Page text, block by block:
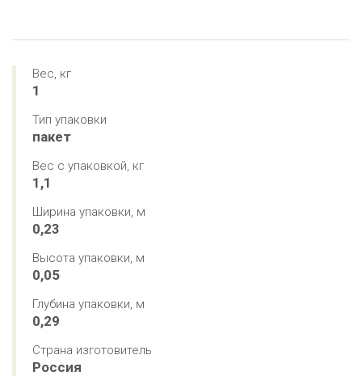
Вес, кг
1
Тип упаковки
пакет
Вес с упаковкой, кг
1,1
Ширина упаковки, м
0,23
Высота упаковки, м
0,05
Глубина упаковки, м
0,29
Страна изготовитель
Россия